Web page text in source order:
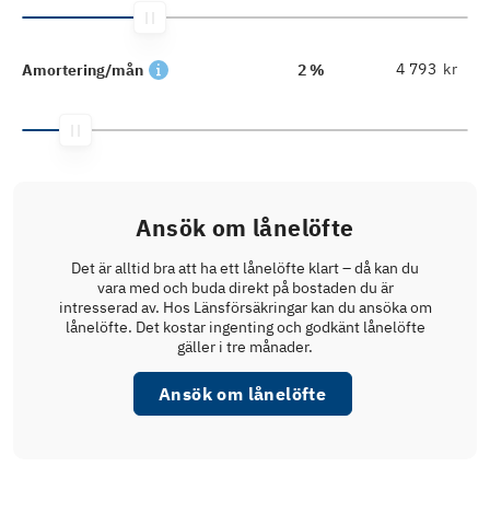
Amortering/mån 2 % kr
Ansök om lånelöfte
Det är alltid bra att ha ett lånelöfte klart – då kan du
vara med och buda direkt på bostaden du är
intresserad av. Hos Länsförsäkringar kan du ansöka om
lånelöfte. Det kostar ingenting och godkänt lånelöfte
gäller i tre månader.
Ansök om lånelöfte